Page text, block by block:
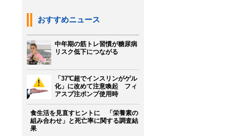
おすすめニュース
中年期の筋トレ習慣が糖尿病
リスク低下につながる
「37℃超でインスリンがゲル
化」に改めて注意喚起 フィ
アスプ注ポンプ使用時
食生活を見直すヒントに 「栄養素の
組み合わせ」と死亡率に関する調査結
果